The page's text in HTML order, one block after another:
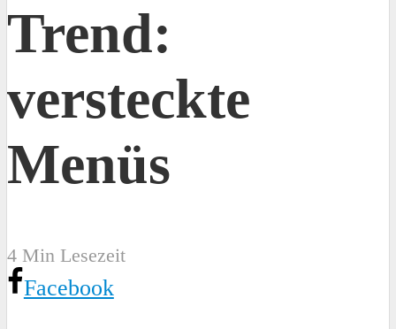
Trend:
versteckte
Menüs
4 Min Lesezeit
Facebook